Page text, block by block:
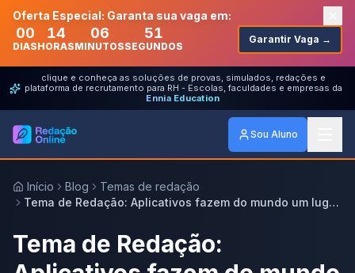
Oferta Especial: Garanta sua vaga em:
00
DIAS
14
HORAS
06
MINUTOS
51
SEGUNDOS
Garantir Vaga →
clique e conheça as soluções de provas, simulados, redações e
plataforma de recrutamento para RH - Escolas, faculdades e empresas da
Ennia Education
Sou Aluno
Início Blog
Temas de redação
Tema de Redação: Aplicativos fazem do mundo um lugar
Tema de Redação: